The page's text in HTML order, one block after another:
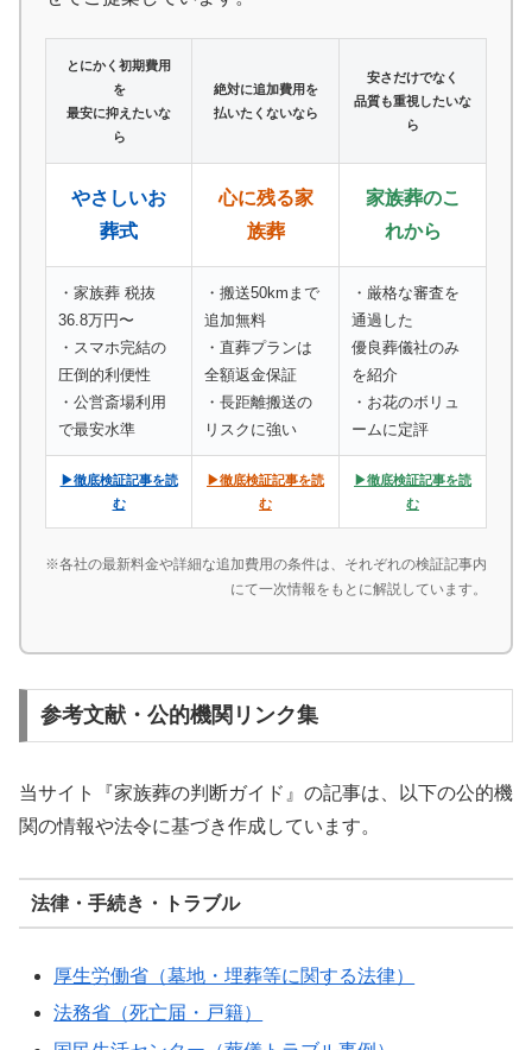
とにかく初期費用
を
最安に抑えたいな
ら
絶対に追加費用を
払いたくないなら
安さだけでなく
品質も重視したいな
ら
やさしいお
葬式
心に残る家
族葬
家族葬のこ
れから
・家族葬 税抜
36.8万円〜
・スマホ完結の
圧倒的利便性
・公営斎場利用
で最安水準
・搬送50kmまで
追加無料
・直葬プランは
全額返金保証
・長距離搬送の
リスクに強い
・厳格な審査を
通過した
優良葬儀社のみ
を紹介
・お花のボリュ
ームに定評
▶徹底検証記事を読
む
▶徹底検証記事を読
む
▶徹底検証記事を読
む
※各社の最新料金や詳細な追加費用の条件は、それぞれの検証記事内
にて一次情報をもとに解説しています。
参考文献・公的機関リンク集
当サイト『家族葬の判断ガイド』の記事は、以下の公的機
関の情報や法令に基づき作成しています。
法律・手続き・トラブル
厚生労働省（墓地・埋葬等に関する法律）
法務省（死亡届・戸籍）